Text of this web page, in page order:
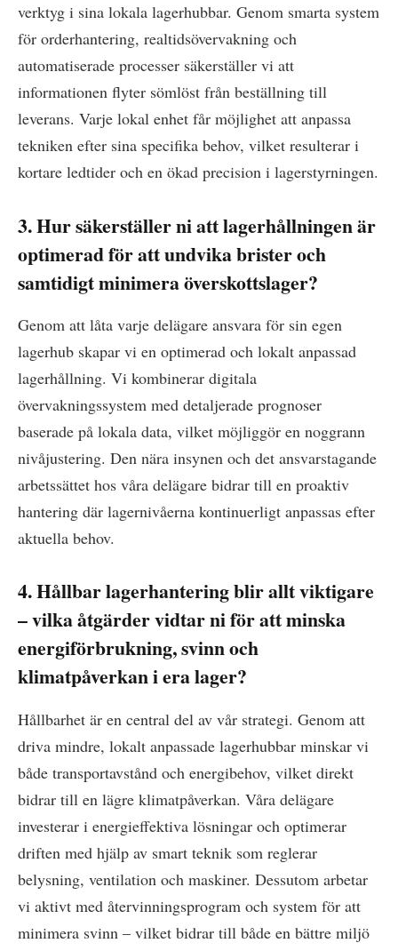
verktyg i sina lokala lagerhubbar. Genom smarta system
för orderhantering, realtidsövervakning och
automatiserade processer säkerställer vi att
informationen flyter sömlöst från beställning till
leverans. Varje lokal enhet får möjlighet att anpassa
tekniken efter sina specifika behov, vilket resulterar i
kortare ledtider och en ökad precision i lagerstyrningen.
3. Hur säkerställer ni att lagerhållningen är
optimerad för att undvika brister och
samtidigt minimera överskottslager?
Genom att låta varje delägare ansvara för sin egen
lagerhub skapar vi en optimerad och lokalt anpassad
lagerhållning. Vi kombinerar digitala
övervakningssystem med detaljerade prognoser
baserade på lokala data, vilket möjliggör en noggrann
nivåjustering. Den nära insynen och det ansvarstagande
arbetssättet hos våra delägare bidrar till en proaktiv
hantering där lagernivåerna kontinuerligt anpassas efter
aktuella behov.
4. Hållbar lagerhantering blir allt viktigare
– vilka åtgärder vidtar ni för att minska
energiförbrukning, svinn och
klimatpåverkan i era lager?
Hållbarhet är en central del av vår strategi. Genom att
driva mindre, lokalt anpassade lagerhubbar minskar vi
både transportavstånd och energibehov, vilket direkt
bidrar till en lägre klimatpåverkan. Våra delägare
investerar i energieffektiva lösningar och optimerar
driften med hjälp av smart teknik som reglerar
belysning, ventilation och maskiner. Dessutom arbetar
vi aktivt med återvinningsprogram och system för att
minimera svinn – vilket bidrar till både en bättre miljö